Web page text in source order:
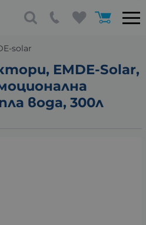
solar
EMDE-Solar,
вода, 300л